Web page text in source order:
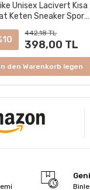
Unisex Lacivert Kısa
Keten Sneaker Spor
442,18 TL
398,00 TL
den Warenkorb legen